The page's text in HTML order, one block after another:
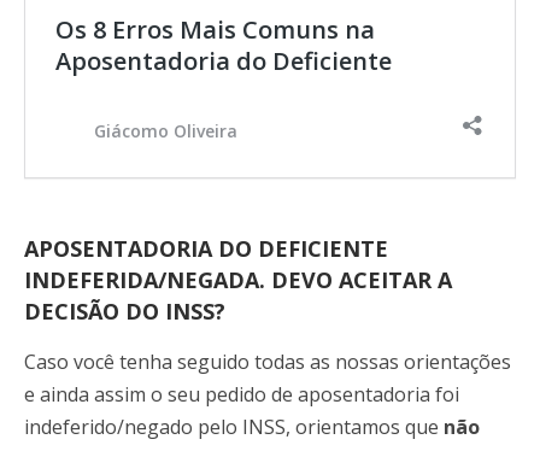
Os 8 Erros Mais Comuns na
Aposentadoria do Deficiente
Giácomo Oliveira
APOSENTADORIA DO DEFICIENTE
INDEFERIDA/NEGADA. DEVO ACEITAR A
DECISÃO DO INSS?
Caso você tenha seguido todas as nossas orientações
e ainda assim o seu pedido de aposentadoria foi
indeferido/negado pelo INSS, orientamos que não